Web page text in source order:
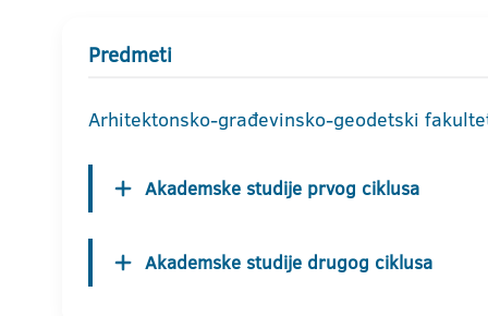
Predmeti
Arhitektonsko-građevinsko-geodetski
Akademske studije prvog ciklusa
Akademske studije drugog ciklusa